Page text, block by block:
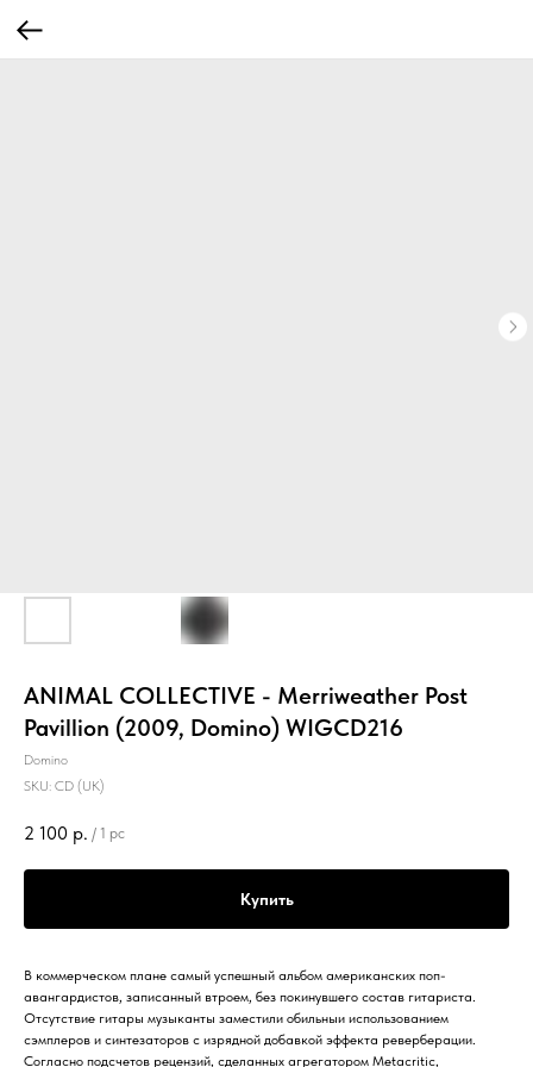
ANIMAL COLLECTIVE - Merriweather Post
Pavillion (2009, Domino) WIGCD216
Domino
SKU: CD (UK)
2 100 р. / 1 pc
Купить
В коммерческом плане самый успешный альбом американских поп-
авангардистов, записанный втроем, без покинувшего состав гитариста.
Отсутствие гитары музыканты заместили обильныи использованием
сэмплеров и синтезаторов с изрядной добавкой эффекта реверберации.
Согласно подсчетов рецензий, сделанных агрегатором Metacritic,